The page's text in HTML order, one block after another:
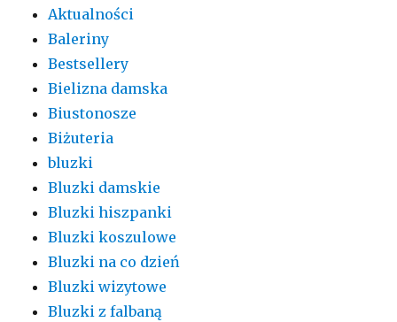
Aktualności
Baleriny
Bestsellery
Bielizna damska
Biustonosze
Biżuteria
bluzki
Bluzki damskie
Bluzki hiszpanki
Bluzki koszulowe
Bluzki na co dzień
Bluzki wizytowe
Bluzki z falbaną